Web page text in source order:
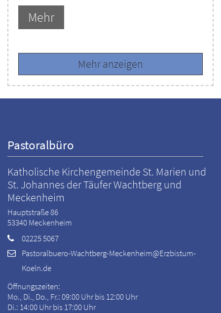
Mehr
Mehr anzeigen
Pastoralbüro
Katholische Kirchengemeinde St. Marien und
St. Johannes der Täufer Wachtberg und
Meckenheim
Hauptstraße 86
53340Meckenheim
02225 5067
Pastoralbuero-Wachtberg-Meckenheim@Erzbistum-
Koeln.de
Öffnungszeiten:
Mo., Di., Do., Fr.: 09:00 Uhr bis 12:00 Uhr
Di.: 14:00 Uhr bis 17:00 Uhr